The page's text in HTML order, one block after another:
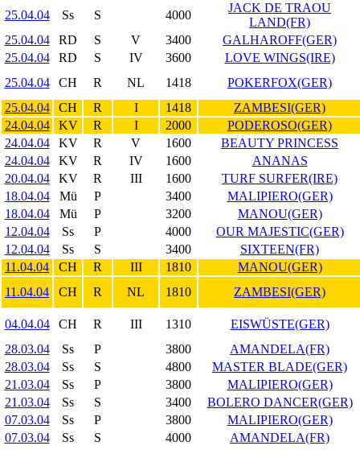
25.04.04
Ss S 4000
JACK DE TRAOU
LAND(FR)
25.04.04
RD S V 3400
GALHAROFF(GER)
25.04.04
RD S IV 3600
LOVE WINGS(IRE)
25.04.04
CH R NL 1418
POKERFOX(GER)
25.04.04
CH R I 1418
ZAMBESI(GER)
24.04.04
KV R I 2000
PODEROSO(GER)
24.04.04
KV R V 1600
BEAUTY PRINCESS
24.04.04
KV R IV 1600
ANANAS
20.04.04
KV R III 1600
TURF SURFER(IRE)
18.04.04
Mü P 3400
MALIPIERO(GER)
18.04.04
Mü P 3200
MANOU(GER)
12.04.04
Ss P 4000
OUR MAJESTIC(GER)
12.04.04
Ss S 3400
SIXTEEN(FR)
11.04.04
CH R III 1810
MANOU(GER)
11.04.04
CH R NL 1810 ZAMBESI(GER)
04.04.04 CH R III 1310
EISWÜSTE(GER)
28.03.04
Ss P 3800
AMANDELA(FR)
28.03.04
Ss S 4800
MASTER BLADE(GER)
21.03.04
Ss P 3800
MALIPIERO(GER)
21.03.04
Ss S 3400
BOLERO DANCER(GER)
07.03.04
Ss P 3800
MALIPIERO(GER)
07.03.04
Ss S 4000 AMANDELA(FR)